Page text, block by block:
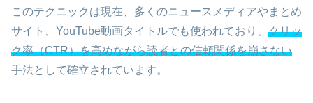
このテクニックは現在、多くのニュースメディアやまとめ
サイト、YouTube動画タイトルでも使われており、 クリッ
ク率（CTR）を高めながら読者との信頼関係を崩さない
手法として確立されています。